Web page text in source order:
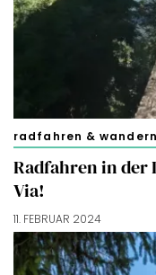
radfahren & wandern
Radfahren in der
Via!
11. FEBRUAR 2024